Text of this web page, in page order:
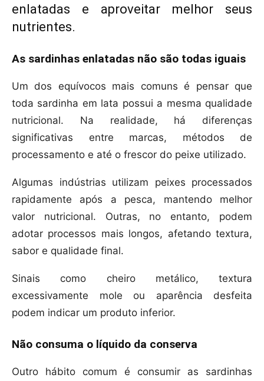
enlatadas e aproveitar melhor seus
nutrientes.
As sardinhas enlatadas não são todas iguais
Um dos equívocos mais comuns é pensar que
toda sardinha em lata possui a mesma qualidade
nutricional. Na realidade, há diferenças
significativas entre marcas, métodos de
processamento e até o frescor do peixe utilizado.
Algumas indústrias utilizam peixes processados
rapidamente após a pesca, mantendo melhor
valor nutricional. Outras, no entanto, podem
adotar processos mais longos, afetando textura,
sabor e qualidade final.
Sinais como cheiro metálico, textura
excessivamente mole ou aparência desfeita
podem indicar um produto inferior.
Não consuma o líquido da conserva
Outro hábito comum é consumir as sardinhas